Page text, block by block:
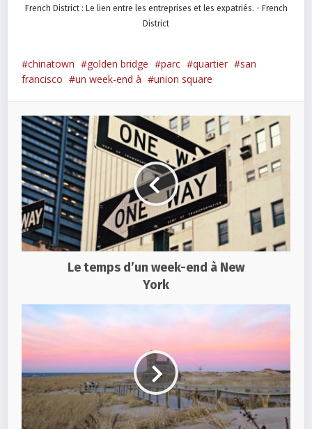
French District : Le lien entre les entreprises et les expatriés. - French
District
chinatown golden bridge parc quartier
san
francisco
un week-end à union square
Le temps d’un week-end à New
York